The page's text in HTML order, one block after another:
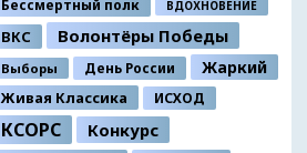
Бессмертный полк ВДОХНОВЕНИЕ
ВКС Волонтёры Победы
Выборы День России Жаркий
Живая Классика ИСХОД
КСОРС Конкурс